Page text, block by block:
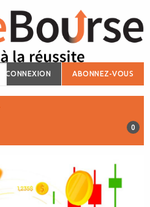
CONNEXION ABONNEZ-VOUS
0